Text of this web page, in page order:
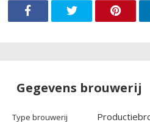
Gegevens brouwerij
Type brouwerij